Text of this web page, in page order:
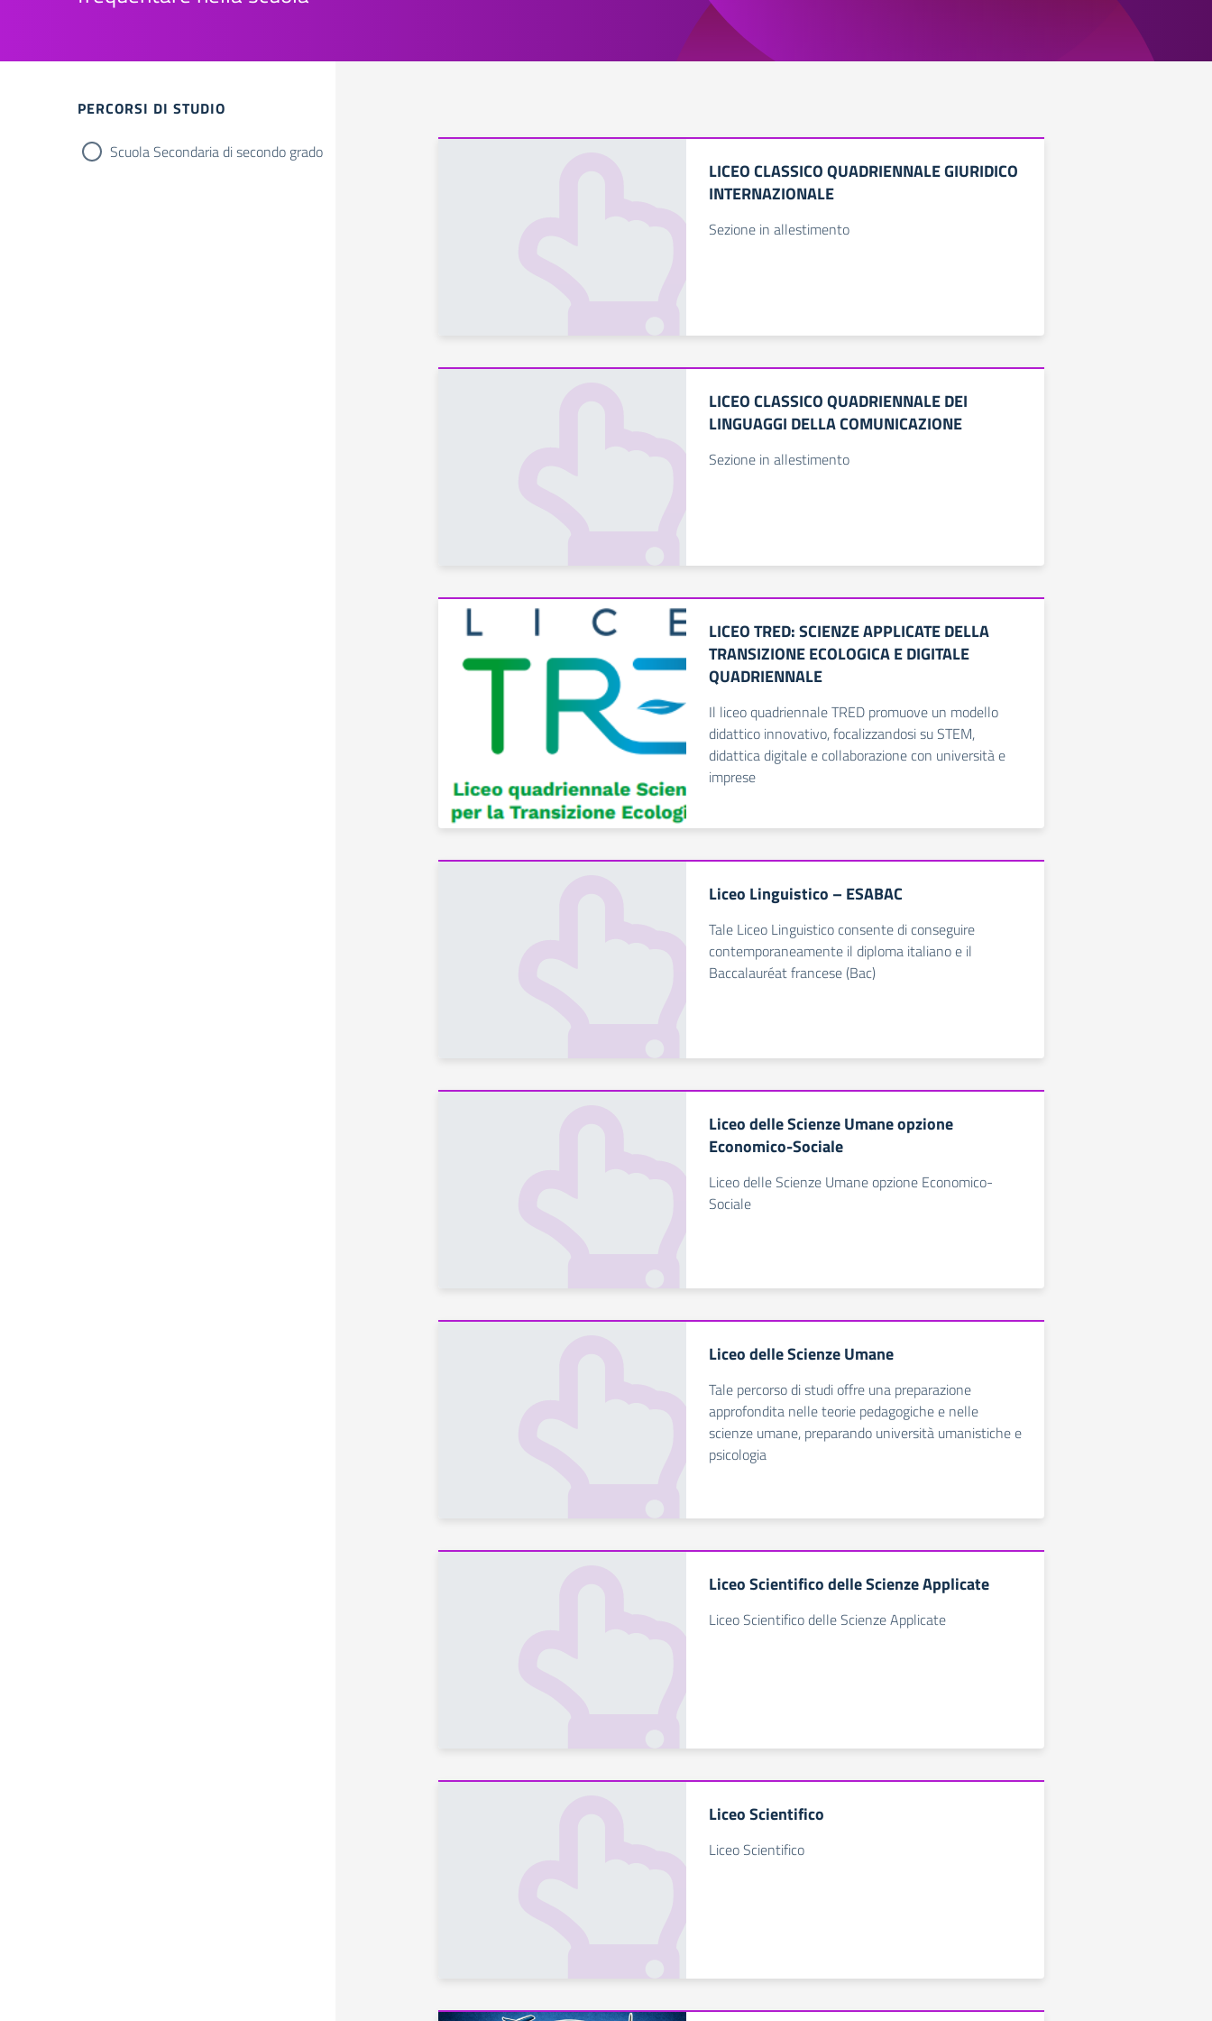
Filtri
PERCORSI DI STUDIO
Scuola Secondaria di secondo grado
LICEO CLASSICO QUADRIENNALE GIURIDICO
INTERNAZIONALE
Sezione in allestimento
LICEO CLASSICO QUADRIENNALE DEI
LINGUAGGI DELLA COMUNICAZIONE
Sezione in allestimento
LICEO TRED: SCIENZE APPLICATE DELLA
TRANSIZIONE ECOLOGICA E DIGITALE
QUADRIENNALE
Il liceo quadriennale TRED promuove un modello
didattico innovativo, focalizzandosi su STEM,
didattica digitale e collaborazione con università e
imprese
Liceo Linguistico – ESABAC
Tale Liceo Linguistico consente di conseguire
contemporaneamente il diploma italiano e il
Baccalauréat francese (Bac)
Liceo delle Scienze Umane opzione
Economico-Sociale
Liceo delle Scienze Umane opzione Economico-
Sociale
Liceo delle Scienze Umane
Tale percorso di studi offre una preparazione
approfondita nelle teorie pedagogiche e nelle
scienze umane, preparando università umanistiche e
psicologia
Liceo Scientifico delle Scienze Applicate
Liceo Scientifico delle Scienze Applicate
Liceo Scientifico
Liceo Scientifico